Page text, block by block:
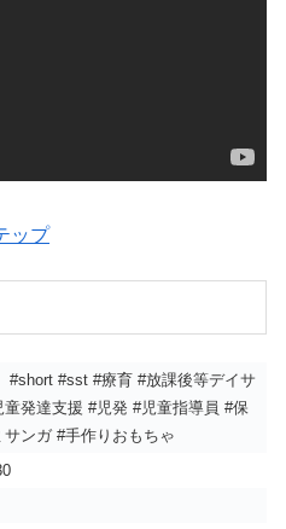
ップ
#sst #療育 #放課後等デイサ
発達支援 #児発 #児童指導員 #保
ンガ #手作りおもちゃ